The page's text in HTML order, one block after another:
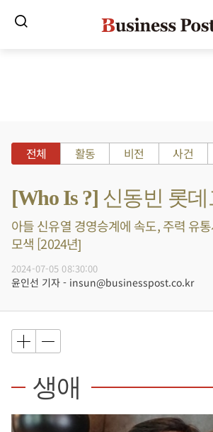
전체 활동 비전 사건
[Who Is ?] 신동빈 롯
아들 신유열 경영승계에 속도, 주력 유
모색 [2024년]
2024-07-05 08:30:00
윤인선 기자 - insun@businesspost.co.kr
생애